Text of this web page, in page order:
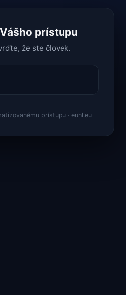
prístupu
že ste človek.
prístupu · euhl.eu